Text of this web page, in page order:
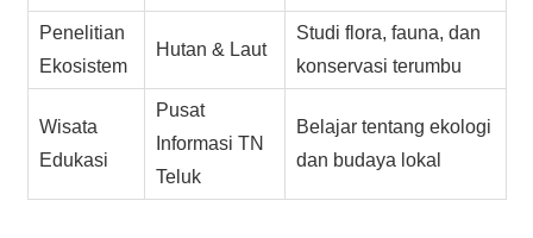
Penelitian
Ekosistem
Hutan & Laut
Studi flora, fauna, dan
konservasi terumbu
Wisata
Edukasi
Pusat
Informasi TN
Teluk
Belajar tentang ekologi
dan budaya lokal